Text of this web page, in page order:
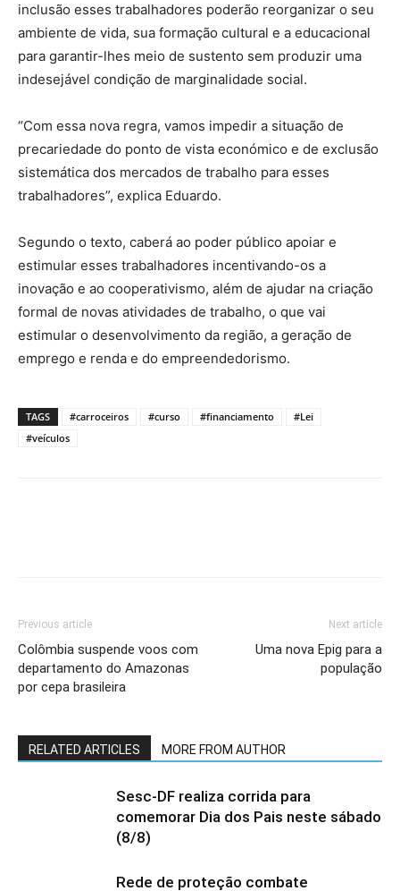
inclusão esses trabalhadores poderão reorganizar o seu
ambiente de vida, sua formação cultural e a educacional
para garantir-lhes meio de sustento sem produzir uma
indesejável condição de marginalidade social.
“Com essa nova regra, vamos impedir a situação de
precariedade do ponto de vista económico e de exclusão
sistemática dos mercados de trabalho para esses
trabalhadores”, explica Eduardo.
Segundo o texto, caberá ao poder público apoiar e
estimular esses trabalhadores incentivando-os a
inovação e ao cooperativismo, além de ajudar na criação
formal de novas atividades de trabalho, o que vai
estimular o desenvolvimento da região, a geração de
emprego e renda e do empreendedorismo.
TAGS #carroceiros #curso #financiamento
#Lei
#veículos
Previous article
Colômbia suspende voos com
departamento do Amazonas
por cepa brasileira
Next article
Uma nova Epig para a
população
RELATED ARTICLES MORE FROM AUTHOR
Sesc-DF realiza corrida para
comemorar Dia dos Pais neste sábado
(8/8)
Rede de proteção combate